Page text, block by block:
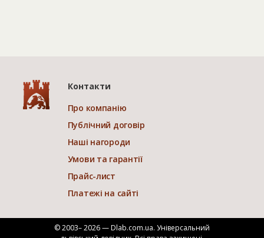
Контакти
Про компанію
Публічний договір
Наші нагороди
Умови та гарантії
Прайс-лист
Платежі на сайті
© 2003– 2026 — Dlab.com.ua. Універсальний